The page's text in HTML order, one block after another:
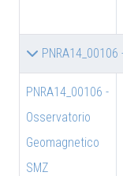
PNRA14_00106 -
Osservatorio
Geomagnetico
SMZ